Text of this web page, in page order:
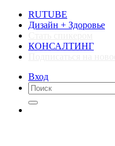
RUTUBE
Дизайн + Здоровье
КОНСАЛТИНГ
Вход